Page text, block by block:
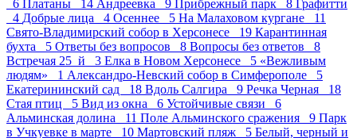
6 Платаны 14 Андреевка 9 Прибрежный парк 8 Графитти
4 Добрые лица 4 Осеннее 5 На Малаховом кургане 11
Свято-Владимирский собор в Херсонесе 19 Карантинная
бухта 5 Ответы без вопросов 8 Вопросы без ответов 8
Встречая 25_й 3 Елка в Новом Херсонесе 5 «Вежливым
людям» 1 Александро-Невский собор в Симферополе 5
Екатерининский сад 18 Вдоль Салгира 9 Речка Черная 18
Стая птиц 5 Вид из окна 6 Устойчивые связи 6
Альминская долина 11 Поле Альминского сражения 9 Парк
в Учкуевке в марте 10 Мартовский пляж 5 Белый, черный и